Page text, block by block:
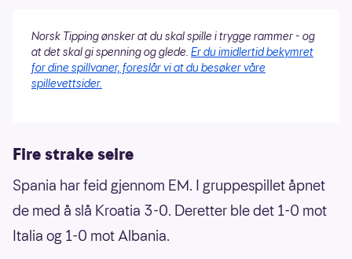
Norsk Tipping ønsker at du skal spille i trygge rammer - og
at det skal gi spenning og glede. Er du imidlertid bekymret
for dine spillvaner, foreslår vi at du besøker våre
spillevettsider.
Fire strake seire
Spania har feid gjennom EM. I gruppespillet åpnet
de med å slå Kroatia 3-0. Deretter ble det 1-0 mot
Italia og 1-0 mot Albania.